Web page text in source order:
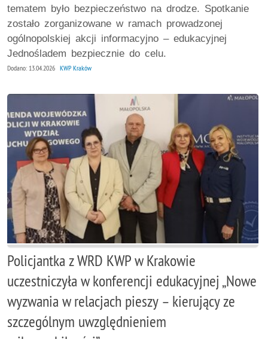
tematem było bezpieczeństwo na drodze. Spotkanie
zostało zorganizowane w ramach prowadzonej
ogólnopolskiej akcji informacyjno – edukacyjnej
Jednośladem bezpiecznie do celu.
Dodano: 13.04.2026 KWP Kraków
Policjantka z WRD KWP w Krakowie
uczestniczyła w konferencji edukacyjnej „Nowe
wyzwania w relacjach pieszy – kierujący ze
szczególnym uwzględnieniem